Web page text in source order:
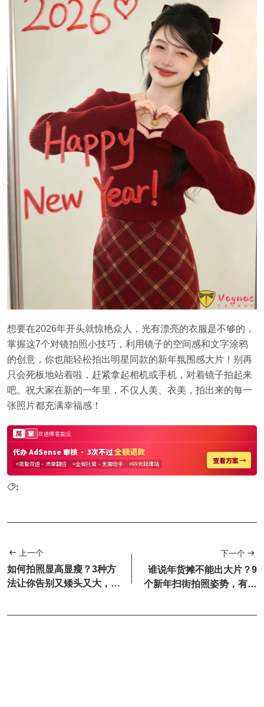
想要在2026年开头就惊艳众人，光有漂亮的衣服是不够的，
掌握这7个对镜拍照小技巧，利用镜子的空间感和文字涂鸦
的创意，你也能轻松拍出明星同款的新年氛围感大片！别再
只会死板地站着啦，赶紧拿起相机或手机，对着镜子拍起来
吧。祝大家在新的一年里，不仅人美、衣美，拍出来的每一
张照片都充满幸福感！
:
上一个
如何拍照显高显瘦？3种方
法让你告别又矮头又大，照
下一个
谁说年货摊不能出大片？9
个新年扫街拍照姿势，有烟